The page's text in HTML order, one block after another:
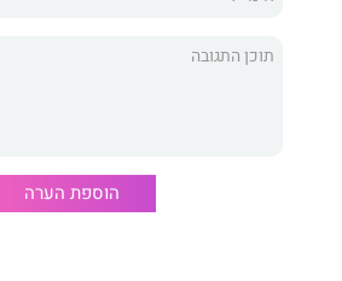
הוספת הערה